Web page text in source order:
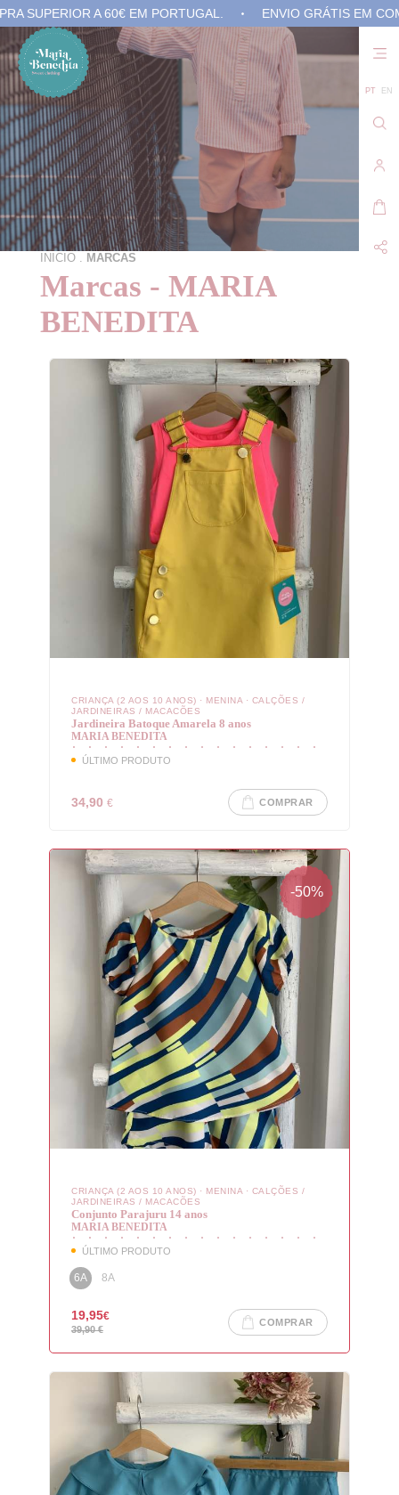
A 60€ EM PORTUGAL. ENVIO GRÁTIS EM
PT EN
Não
no
de
INICIO . MARCAS
Marcas - MARIA
BENEDITA
CRIANÇA (2 AOS 10 ANOS) · MENINA · CALÇÕES /
JARDINEIRAS / MACACÕES
Jardineira Batoque Amarela 8 anos
MARIA BENEDITA
ÚLTIMO PRODUTO
34,90 € COMPRAR
-50%
CRIANÇA (2 AOS 10 ANOS) · MENINA · CALÇÕES /
JARDINEIRAS / MACACÕES
Conjunto Parajuru 14 anos
MARIA BENEDITA
ÚLTIMO PRODUTO
6A 8A
19,95€
39,90€
COMPRAR